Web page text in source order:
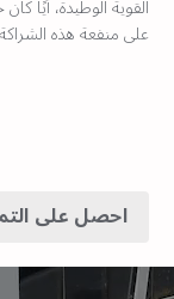
القوية الوطيدة، أيًا
على منفعة هذه الشراكة
احصل على